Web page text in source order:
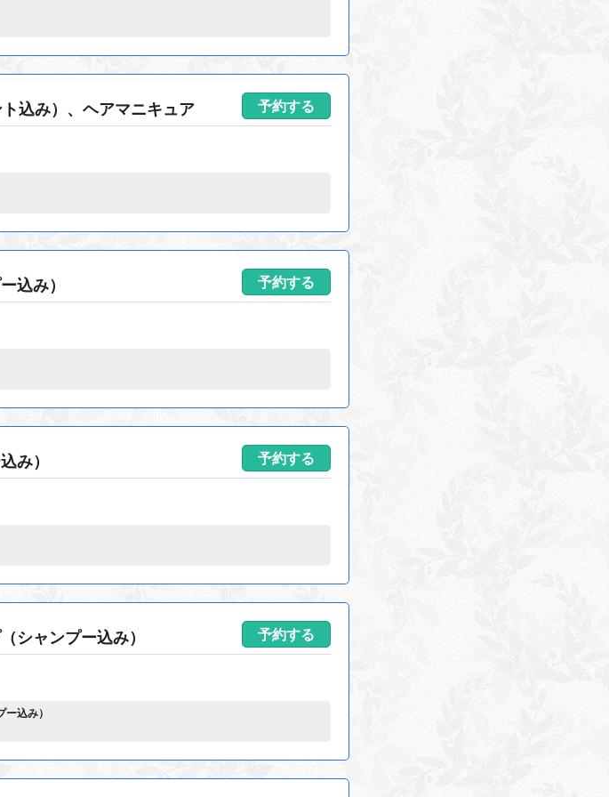
込み）、ヘアマニキュア
予約する
込み）
予約する
み）
予約する
シャンプー込み）
込み）
予約する